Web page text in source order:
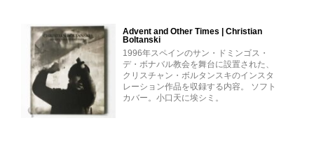
Advent and Other Times | Christian
Boltanski
1996年スペインのサン・ドミンゴス・
デ・ボナバル教会を舞台に設置された、
クリスチャン・ボルタンスキのインスタ
レーション作品を収録する内容。 ソフト
カバー。小口天に埃シミ。